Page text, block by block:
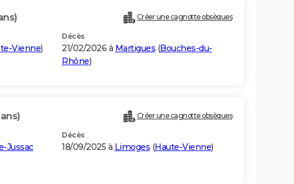
Créer une cagnotte obsèques
Vienne)
Décès
21/02/2026 à Martigues (Bouches-du-
Rhône)
Créer une cagnotte obsèques
Jussac
Décès
18/09/2025 à Limoges (Haute-Vienne)